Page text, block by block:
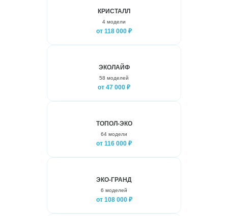
КРИСТАЛЛ
4 модели
от 118 000 ₽
ЭКОЛАЙФ
58 моделей
от 47 000 ₽
ТОПОЛ-ЭКО
64 модели
от 116 000 ₽
ЭКО-ГРАНД
6 моделей
от 108 000 ₽